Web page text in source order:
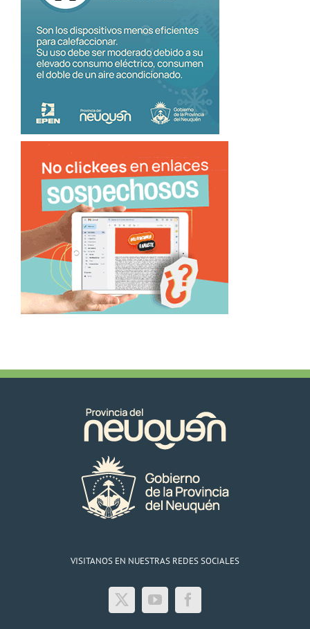
VISITANOS EN NUESTRAS REDES SOCIALES